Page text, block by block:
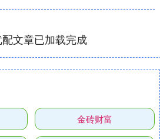
文章已加载完成
金砖财富